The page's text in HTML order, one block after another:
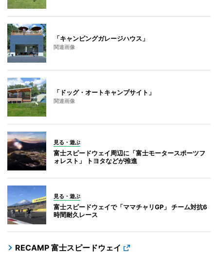
「キャンピングガレージハウス」
関連画像
「ドッグ・オートキャンプサイト」
関連画像
見る・遊ぶ
富士スピードウェイ周辺に「富士モータースポーツフ
ォレスト」 トヨタなどが推進
見る・遊ぶ
富士スピードウェイで「ママチャリGP」 チーム対抗6
時間耐久レース
RECAMP 富士スピードウェイ